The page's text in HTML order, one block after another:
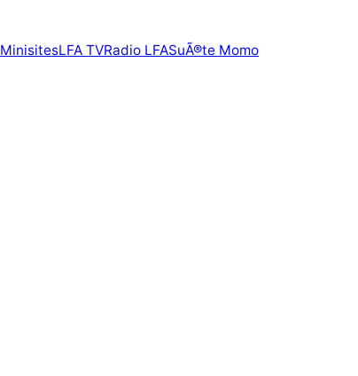
MinisitesLFA TVRadio LFASuÃ®te Momo